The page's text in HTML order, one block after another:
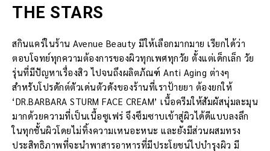
THE STARS
สกินแคร์ในร้าน Avenue Beauty มีให้เลือกมากมาย เรียกได้ว่า
ตอบโจทย์ทุกความต้องการของผิวทุกเพศทุกวัย ตั้งแต่เด็กเล็ก วัย
รุ่นที่มีปัญหาเรื่องสิว ไปจนถึงผลิตภัณฑ์ Anti Aging ต่างๆ
สำหรับโปรดักต์ตัวเด่นตัวดังของร้านที่เราป้ายยา ต้องยกให้
‘DR.BARBARA STURM FACE CREAM’ เนื้อครีมให้สัมผัสนุ่มละมุน
มากด้วยความที่เป็นเนื้อซูเฟร่ จึงซึมซาบเข้าสู่ผิวได้ดีแบบลงลึก
ในทุกชั้นผิวโดยไม่ทิ้งความเหนอะหนะ และยังมีส่วนผสมทรง
ประสิทธิภาพที่จะนำพาสารอาหารที่มีประโยชน์ไปบำรุงผิว มี